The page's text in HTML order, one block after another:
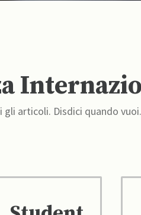
articoli. Disdici quando vuoi.